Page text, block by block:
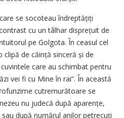
se socoteau îndreptățiți
cu un tâlhar disprețuit de
pe Golgota. În ceasul cel
clipă de căință sinceră și de
care au schimbat pentru
vei fi cu Mine în rai”. În această
cutremurătoare se
nu judecă după aparențe,
după numărul anilor petrecuți